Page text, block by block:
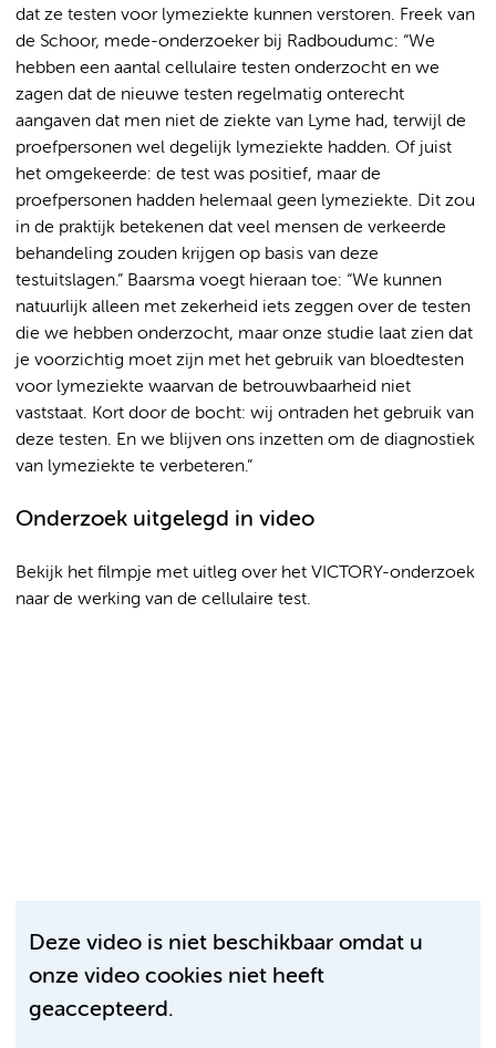
dat ze testen voor lymeziekte kunnen verstoren. Freek van
de Schoor, mede-onderzoeker bij Radboudumc: “We
hebben een aantal cellulaire testen onderzocht en we
zagen dat de nieuwe testen regelmatig onterecht
aangaven dat men niet de ziekte van Lyme had, terwijl de
proefpersonen wel degelijk lymeziekte hadden. Of juist
het omgekeerde: de test was positief, maar de
proefpersonen hadden helemaal geen lymeziekte. Dit zou
in de praktijk betekenen dat veel mensen de verkeerde
behandeling zouden krijgen op basis van deze
testuitslagen.” Baarsma voegt hieraan toe: “We kunnen
natuurlijk alleen met zekerheid iets zeggen over de testen
die we hebben onderzocht, maar onze studie laat zien dat
je voorzichtig moet zijn met het gebruik van bloedtesten
voor lymeziekte waarvan de betrouwbaarheid niet
vaststaat. Kort door de bocht: wij ontraden het gebruik van
deze testen. En we blijven ons inzetten om de diagnostiek
van lymeziekte te verbeteren.”
Onderzoek uitgelegd in video
Bekijk het filmpje met uitleg over het VICTORY-onderzoek
naar de werking van de cellulaire test.
Deze video is niet beschikbaar omdat u
onze video cookies niet heeft
geaccepteerd.